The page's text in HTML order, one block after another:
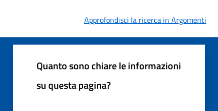
Approfondisci la ricerca in Argomenti
Quanto sono chiare le informazioni
su questa pagina?